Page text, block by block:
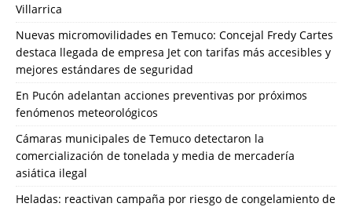
Villarrica
Nuevas micromovilidades en Temuco: Concejal Fredy Cartes
destaca llegada de empresa Jet con tarifas más accesibles y
mejores estándares de seguridad
En Pucón adelantan acciones preventivas por próximos
fenómenos meteorológicos
Cámaras municipales de Temuco detectaron la
comercialización de tonelada y media de mercadería
asiática ilegal
Heladas: reactivan campaña por riesgo de congelamiento de